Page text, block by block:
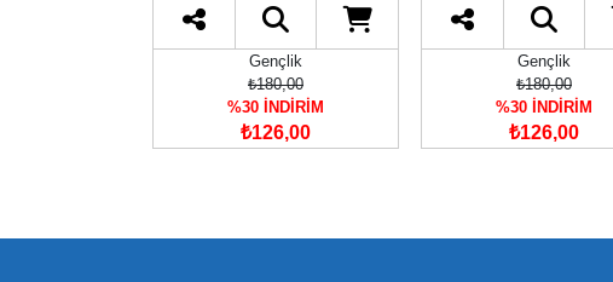
Gençlik
₺180,00
%30 İNDİRİM
₺126,00
Gençlik
₺180,00
%30 İNDİRİM
₺126,00